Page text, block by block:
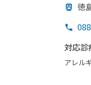
徳
対応診
アレル